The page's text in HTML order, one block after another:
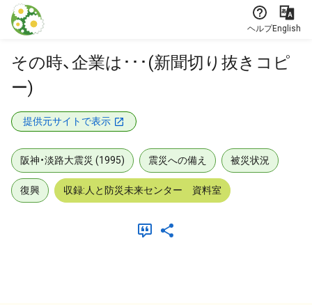
本文に飛ぶ
ヘルプEnglish
その時、企業は･･･(新聞切り抜きコピ
ー)
提供元サイトで表示
阪神・淡路大震災 (1995) 震災への備え 被災状況
復興 収録:人と防災未来センター 資料室